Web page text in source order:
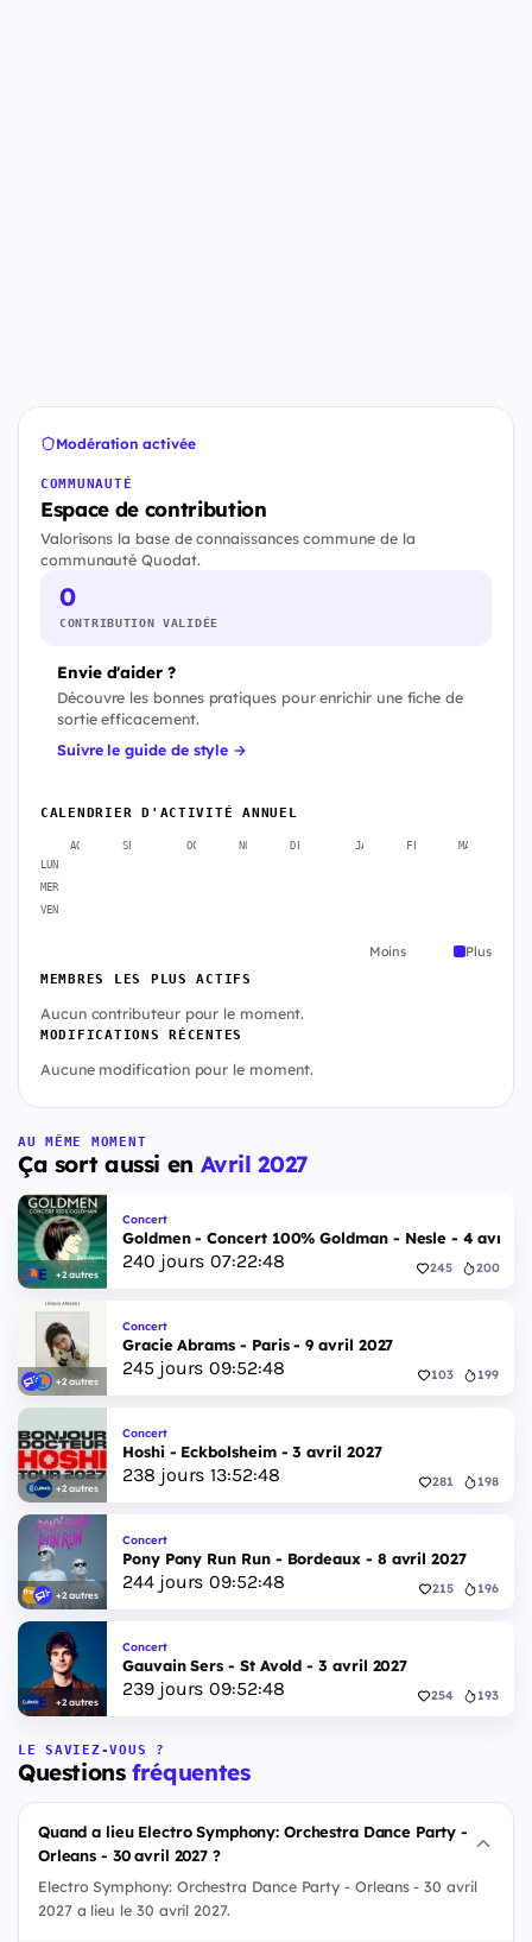
Modération activée
COMMUNAUTÉ
Espace de contribution
Valorisons la base de connaissances commune de la
communauté Quodat.
0
CONTRIBUTION VALIDÉE
Envie d'aider ?
Découvre les bonnes pratiques pour enrichir une fiche de
sortie efficacement.
Suivre le guide de style →
CALENDRIER D'ACTIVITÉ ANNUEL
AOÛT SEPT. OCT. NOV. DÉC. JANV. FÉVR. MARS
LUN
MER
VEN
Moins Plus
MEMBRES LES PLUS ACTIFS
Aucun contributeur pour le moment.
MODIFICATIONS RÉCENTES
Aucune modification pour le moment.
AU MÊME MOMENT
Ça sort aussi en Avril 2027
+2 autres
Concert
Goldmen - Concert 100% Goldman - Nesle - 4 avril
240 jours 07:22:47 245 200
+2 autres
Concert
Gracie Abrams - Paris - 9 avril 2027
245 jours 09:52:47 103 199
+2 autres
Concert
Hoshi - Eckbolsheim - 3 avril 2027
238 jours 13:52:47 281 198
+2 autres
Concert
Pony Pony Run Run - Bordeaux - 8 avril 2027
244jours 09:52:47 215 196
+2 autres
Concert
Gauvain Sers - St Avold - 3 avril 2027
239jours 09:52:47 254 193
LE SAVIEZ-VOUS ?
Questionsfréquentes
Quand a lieu Electro Symphony: Orchestra Dance Party -
Orleans - 30 avril 2027 ?
Electro Symphony: Orchestra Dance Party - Orleans - 30 avril
2027 a lieu le 30 avril 2027.